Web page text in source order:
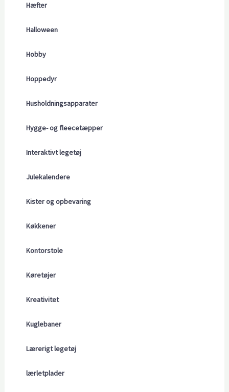
Hæfter
Halloween
Hobby
Hoppedyr
Husholdningsapparater
Hygge- og fleecetæpper
Interaktivt legetøj
Julekalendere
Kister og opbevaring
Køkkener
Kontorstole
Køretøjer
Kreativitet
Kuglebaner
Lærerigt legetøj
lærletplader